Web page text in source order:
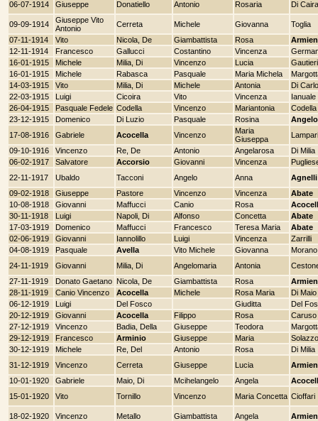
06-07-1914 Giuseppe Donatiello Antonio Rosaria Di
09-09-1914
Giuseppe Vito
Antonio
Cerreta Michele Giovanna
Toglia
07-11-1914
Vito Nicola, De Giambattista Rosa
12-11-1914
Francesco Gallucci Costantino Vincenza
16-01-1915
Michele Milia, Di Vincenzo Lucia
Gautieri
16-01-1915
Michele Rabasca Pasquale Maria Michela
14-03-1915
Vito Milia, Di Michele Antonia
Di Carlo
22-03-1915
Luigi Cicoira Vito Vincenza
Ianuale
26-04-1915
Pasquale Fedele Codella Vincenzo Mariantonia
Codella
23-12-1915
Domenico Di Luzio Pasquale Rosina
17-08-1916
Gabriele Acocella Vincenzo
Maria
Giuseppa
09-10-1916
Vincenzo Re, De Antonio Angelarosa
Di Milia
06-02-1917
Salvatore Accorsio Giovanni Vincenza
22-11-1917
Ubaldo Tacconi Angelo Anna
Agnelli
09-02-1918
Giuseppe Pastore Vincenzo Vincenza
Abate
10-08-1918
Giovanni Maffucci Canio Rosa
30-11-1918
Luigi Napoli, Di Alfonso Concetta
Abate
17-03-1919
Domenico Maffucci Francesco Teresa Maria
Abate
02-06-1919
Giovanni Iannolillo Luigi Vincenza
Zarrilli
04-08-1919
Pasquale Avella Vito Michele Giovanna
Morano
24-11-1919
Giovanni Milia, Di Angelomaria Antonia
27-11-1919
Donato Gaetano Nicola, De Giambattista Rosa
28-11-1919
Canio Vincenzo Acocella Michele Rosa Maria
Di Maio
06-12-1919
Luigi Del Fosco Giuditta
Del
20-12-1919
Giovanni Acocella Filippo Rosa
Caruso
27-12-1919
Vincenzo Badia, Della Giuseppe Teodora
29-12-1919
Francesco Arminio Giuseppe Maria
Solazzo
30-12-1919
Michele Re, Del Antonio Rosa
Di Milia
31-12-1919
Vincenzo Cerreta Giuseppe Lucia
10-01-1920
Gabriele Maio, Di Mcihelangelo Angela
15-01-1920
Vito Tornillo Vincenzo Maria Concetta Cioffari
18-02-1920 Vincenzo Metallo Giambattista Angela